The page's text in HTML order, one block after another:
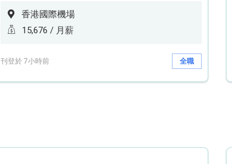
香港國際機場
15,676 / 月薪
刊登於 7小時前 全職